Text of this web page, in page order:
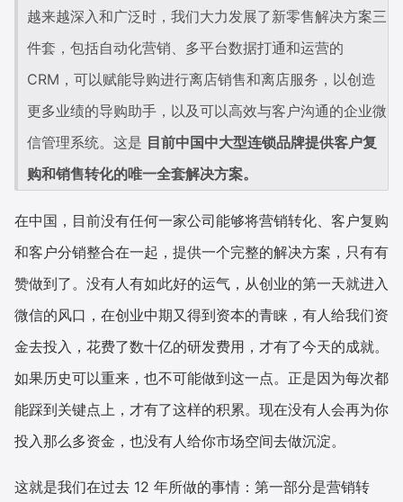
越来越深入和广泛时，我们大力发展了新零售解决方案三
件套，包括自动化营销、多平台数据打通和运营的
CRM，可以赋能导购进行离店销售和离店服务，以创造
更多业绩的导购助手，以及可以高效与客户沟通的企业微
信管理系统。这是 目前中国中大型连锁品牌提供客户复
购和销售转化的唯一全套解决方案。
在中国，目前没有任何一家公司能够将营销转化、客户复购
和客户分销整合在一起，提供一个完整的解决方案，只有有
赞做到了。没有人有如此好的运气，从创业的第一天就进入
微信的风口，在创业中期又得到资本的青睐，有人给我们资
金去投入，花费了数十亿的研发费用，才有了今天的成就。
如果历史可以重来，也不可能做到这一点。正是因为每次都
能踩到关键点上，才有了这样的积累。现在没有人会再为你
投入那么多资金，也没有人给你市场空间去做沉淀。
这就是我们在过去 12 年所做的事情：第一部分是营销转